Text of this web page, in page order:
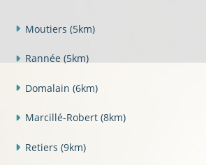
Moutiers (5km)
Rannée (5km)
Domalain (6km)
Marcillé-Robert (8km)
Retiers (9km)